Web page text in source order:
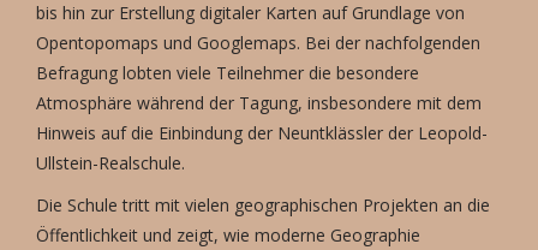
bis hin zur Erstellung digitaler Karten auf Grundlage von
Opentopomaps und Googlemaps. Bei der nachfolgenden
Befragung lobten viele Teilnehmer die besondere
Atmosphäre während der Tagung, insbesondere mit dem
Hinweis auf die Einbindung der Neuntklässler der Leopold-
Ullstein-Realschule.
Die Schule tritt mit vielen geographischen Projekten an die
Öffentlichkeit und zeigt, wie moderne Geographie